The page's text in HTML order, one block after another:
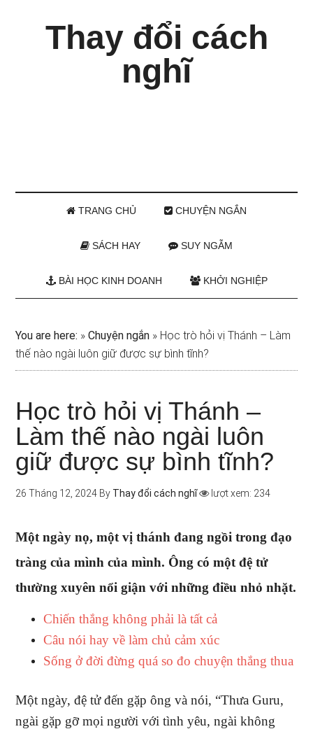
Thay đổi cách
nghĩ
TRANG CHỦ CHUYỆN NGẮN
SÁCH HAY SUY NGẪM
BÀI HỌC KINH DOANH KHỞI NGHIỆP
You are here: »Chuyện ngắn » Học trò hỏi vị Thánh – Làm
thế nào ngài luôn giữ được sự bình tĩnh?
Học trò hỏi vị Thánh –
Làm thế nào ngài luôn
giữ được sự bình tĩnh?
26 Tháng 12, 2024 By Thay đổi cách nghĩ lượt xem: 234
Một ngày nọ, một vị thánh đang ngồi trong đạo
tràng của mình của mình. Ông có một đệ tử
thường xuyên nổi giận với những điều nhỏ nhặt.
Chiến thắng không phải là tất cả
Câu nói hay về làm chủ cảm xúc
Sống ở đời đừng quá so đo chuyện thắng thua
Một ngày, đệ tử đến gặp ông và nói, “Thưa Guru,
ngài gặp gỡ mọi người với tình yêu, ngài không